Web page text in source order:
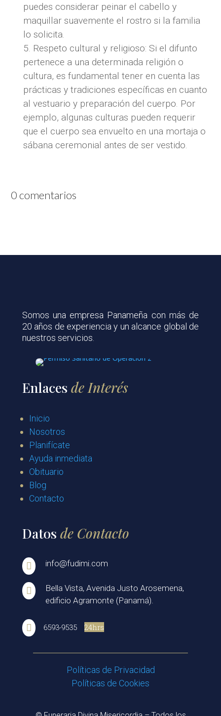
puedes considerar peinar el cabello y
maquillar suavemente el rostro si la familia
lo solicita.
Respeto cultural y religioso: Si el difunto
pertenece a una determinada religión o
cultura, es fundamental tener en cuenta las
prácticas y tradiciones específicas en cuanto
al vestuario y preparación del cuerpo. Por
ejemplo, algunas culturas pueden requerir
que el cuerpo sea envuelto en una mortaja o
sábana ceremonial antes de ser vestido.
0 comentarios
Somos una empresa Panameña con más de
20 años de experiencia y un alcance global de
nuestros servicios.
Enlaces de Interés
Inicio
Nosotros
Planifícate
Ayuda inmediata
Obituario
Blog
Contacto
Datos de Contacto
 info@fudimi.com

Bella Vista, Avenida Justo Arosemena,
edificio Agramonte (Panamá).
 6593-9535 24hrs
Políticas de Privacidad
Políticas de Cookies